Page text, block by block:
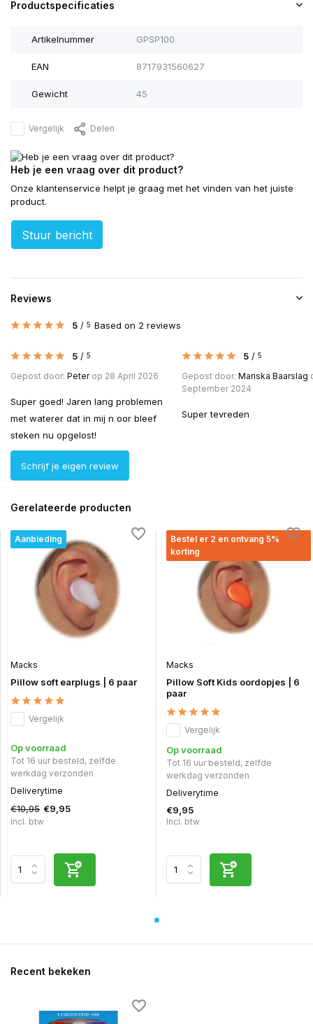
Productspecificaties
Artikelnummer GPSP100
EAN 8717931560627
Gewicht 45
Vergelijk Delen
Heb je een vraag over dit product?
Onze klantenservice helpt je graag met het vinden van het juiste
product.
Stuur bericht
Reviews
5 / 5 Based on 2 reviews
5 / 5
Gepost door: Peterop 28 April 2026
Super goed! Jaren lang problemen
met waterer dat in mij n oor bleef
steken nu opgelost!
5 / 5
Gepost door: Mariska Baarslag
September 2024
Super tevreden
Schrijf je eigen review
Gerelateerde producten
Aanbieding
Macks
Pillow soft earplugs | 6 paar
Vergelijk
Op voorraad
Tot 16 uur besteld, zelfde
werkdag verzonden
Deliverytime
€10,95 €9,95
Incl. btw
Bestel er 2 en ontvang 5%
korting
Macks
Pillow Soft Kids oordopjes | 6
paar
Vergelijk
Op voorraad
Tot 16 uur besteld, zelfde
werkdag verzonden
Deliverytime
€9,95
Incl. btw
Recent bekeken